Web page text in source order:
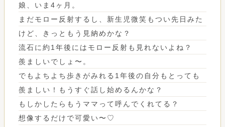
娘、いま4ヶ月。
まだモロー反射するし、新生児微笑もつい先日みた
けど、きっともう見納めかな？
流石に約1年後にはモロー反射も見れないよね？
羨ましいでしょ〜。
でもよちよち歩きがみれる1年後の自分もとっても
羨ましい！もうすぐ話し始めるんかな？
もしかしたらもうママって呼んでくれてる？
想像するだけで可愛い〜♡